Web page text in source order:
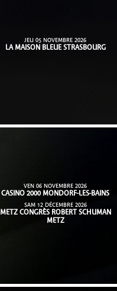
JEU 05 NOVEMBRE 2026
LA MAISON BLEUE STRASBOURG
VEN 06 NOVEMBRE 2026
CASINO 2000 MONDORF-LES-BAINS
SAM 12 DÉCEMBRE 2026
METZ CONGRÈS ROBERT SCHUMAN
METZ